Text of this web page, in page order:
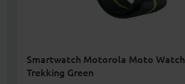
Smartwatch Motorola Moto
Trekking Green